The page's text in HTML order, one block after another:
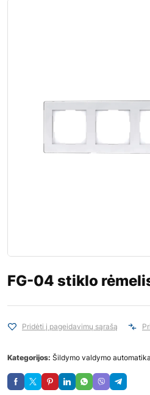
FG-04 stiklo
Pridėti į pageidavimų sąrašą
Kategorijos: Šildymo valdymo automatika